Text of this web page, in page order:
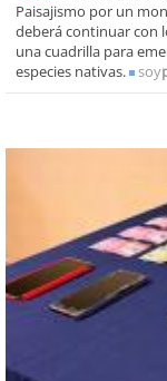
Paisajismo por un
deberá continuar con
una cuadrilla para
especies nativas.
soy